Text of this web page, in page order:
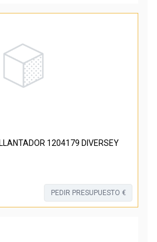
1204179 DIVERSEY
PEDIR PRESUPUESTO €